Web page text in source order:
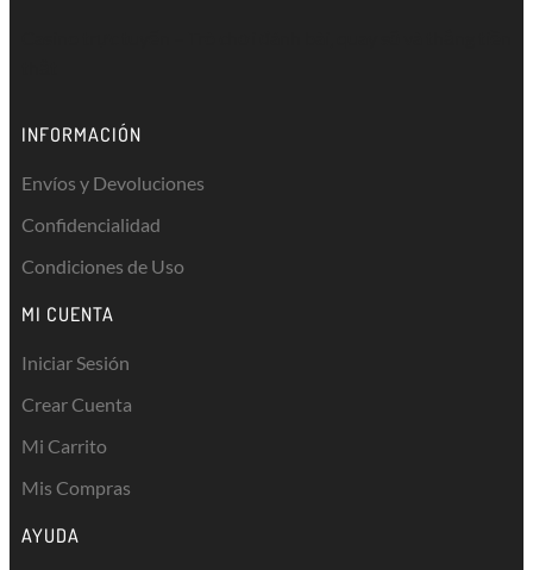
INFORMACIÓN
Envíos y Devoluciones
Confidencialidad
Condiciones de Uso
MI CUENTA
Iniciar Sesión
Crear Cuenta
Mi Carrito
Mis Compras
AYUDA